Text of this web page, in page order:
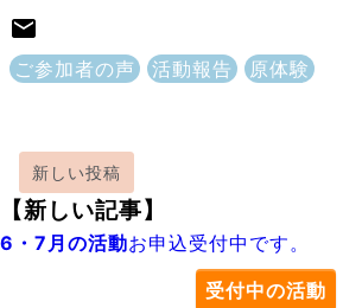
ご参加者の声 活動報告 原体験
新しい投稿
【新しい記事】
6・7月の活動お申込受付中です。
受付中の活動